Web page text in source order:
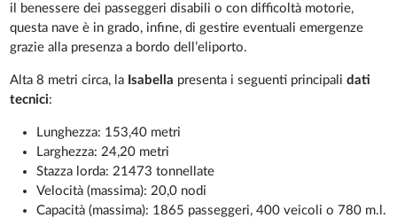
il benessere dei passeggeri disabili o con difficoltà motorie,
questa nave è in grado, infine, di gestire eventuali emergenze
grazie alla presenza a bordo dell’eliporto.
Alta 8 metri circa, la Isabella presenta i seguenti principalidati
tecnici:
Lunghezza: 153,40 metri
Larghezza: 24,20 metri
Stazza lorda: 21473 tonnellate
Velocità (massima): 20,0 nodi
Capacità (massima): 1865 passeggeri, 400 veicoli o 780 m.l.